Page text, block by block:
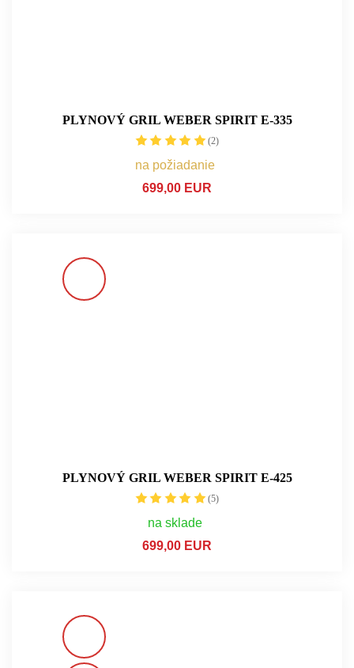
PLYNOVÝ GRIL WEBER SPIRIT E-335
(2)
na požiadanie
699,00 EUR
PLYNOVÝ GRIL WEBER SPIRIT E-425
(5)
na sklade
699,00 EUR